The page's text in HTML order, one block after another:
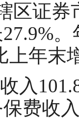
区证券
上年末
入
费收